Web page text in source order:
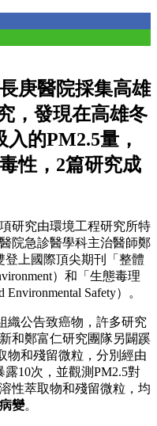
庚醫院採集高雄
，發現在高雄冬
的PM2.5量，
性，2篇研究成
研究由環境工程研究所特
院急診醫學科主治醫師鄭
登上國際頂尖期刊「整體
）和「生態毒理
Safety）。
織公告致癌物，許多研究
和鄭富仁研究團隊另闢蹊
物和殘留微粒，分別經由
10次，並觀測PM2.5對
性萃取物和殘留微粒，均
變。